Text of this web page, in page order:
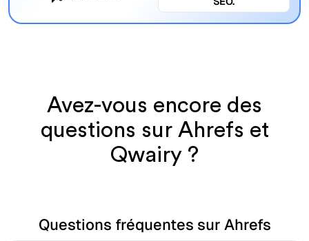
Avez-vous encore des
questions sur Ahrefs et
Qwairy ?
Questions fréquentes sur Ahrefs